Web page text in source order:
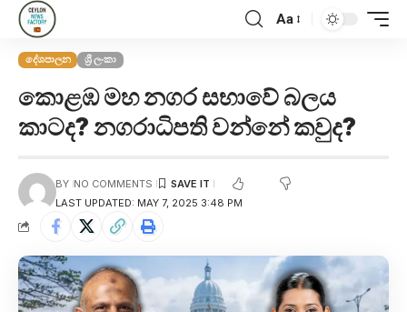
Aa
දේශපාලන ශ්‍රී ලංකා
කොළඹ මහ නගර සභාවේ බලය
කාටද? නගරාධිපති වන්නේ කවුද?
LAST UPDATED: MAY 7, 2025 3:48 PM
BY NO COMMENTS